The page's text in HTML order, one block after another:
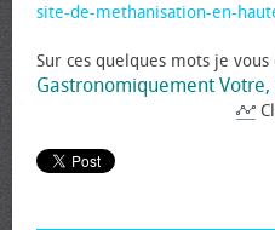
site-de-methanisation-en-
Sur ces quelques mots je
Gastronomiquement Votre,